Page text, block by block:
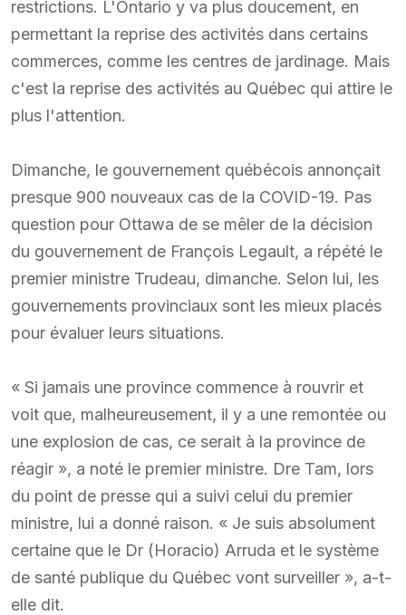
restrictions. L'Ontario y va plus doucement, en
permettant la reprise des activités dans certains
commerces, comme les centres de jardinage. Mais
c'est la reprise des activités au Québec qui attire le
plus l'attention.
Dimanche, le gouvernement québécois annonçait
presque 900 nouveaux cas de la COVID-19. Pas
question pour Ottawa de se mêler de la décision
du gouvernement de François Legault, a répété le
premier ministre Trudeau, dimanche. Selon lui, les
gouvernements provinciaux sont les mieux placés
pour évaluer leurs situations.
« Si jamais une province commence à rouvrir et
voit que, malheureusement, il y a une remontée ou
une explosion de cas, ce serait à la province de
réagir », a noté le premier ministre. Dre Tam, lors
du point de presse qui a suivi celui du premier
ministre, lui a donné raison. « Je suis absolument
certaine que le Dr (Horacio) Arruda et le système
de santé publique du Québec vont surveiller », a-t-
elle dit.